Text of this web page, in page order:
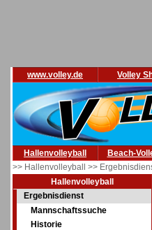
www.volley.de Volley
Hallenvolleyball Beach-
>> Hallenvolleyball >>
Hallenvolleyball
Ergebnisdienst
Mannschaftssuche
Historie